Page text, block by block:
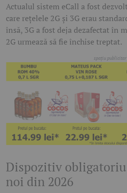
Actualul sistem eCall a fost
care rețelele 2G și 3G erau
însă, 3G a fost deja dezafectat în
2G urmează să fie închise treptat.
Dispozitiv
noi din 2026